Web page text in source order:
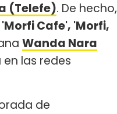
(Telefe). De hecho,
'Morfi Cafe', 'Morfi,
Wanda Nara
las redes
de